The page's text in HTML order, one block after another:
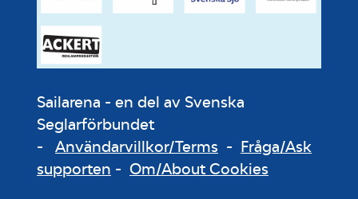
Sailarena - en del av Svenska
Seglarförbundet
- Användarvillkor/Terms - Fråga/Ask
supporten - Om/About Cookies